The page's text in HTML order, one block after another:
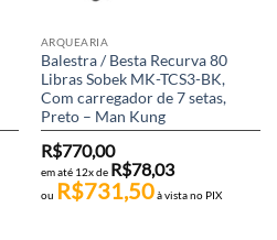
ARQUEARIA
Balestra / Besta Recurva 80
Libras Sobek MK-TCS3-BK,
Com carregador de 7 setas,
Preto – Man Kung
R$770,00
em até 12x de R$78,03
ou R$731,50à vista no PIX